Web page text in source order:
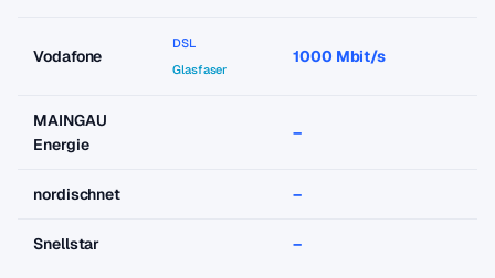
Vodafone
DSL
Glasfaser
1000 Mbit/s
MAINGAU
Energie
–
nordischnet –
Snellstar –